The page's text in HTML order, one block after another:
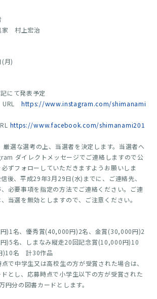
家 村上宏治
月)
にて発表予定
URL https://www.instagram.com/shimanami
https://www.facebook.com/shimanami201
選な選考の上、当選者を決定します。当選者へ
ダイレクトメッセージでご連絡しますので公
ずフォローしていただきますようお願いしま
後、平成29年3月29日(水)までに、ご連絡先、
必要事項を指定の方法でご連絡ください。ご連
当選を無効としますので、ご注意ください。
)1名、優秀賞(40,000円)2名、金賞(30,000円)2
)5名、しまなみ縦走20回記念賞(10,000円)10
)10名 計30作品
で中学生又は高校生の方が受賞された場合は、
とし、応募時点で小学生以下の方が受賞された
円分の図書カードとします。